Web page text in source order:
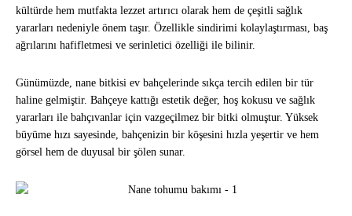
kültürde hem mutfakta lezzet artırıcı olarak hem de çeşitli sağlık
yararları nedeniyle önem taşır. Özellikle sindirimi kolaylaştırması, baş
ağrılarını hafifletmesi ve serinletici özelliği ile bilinir.
Günümüzde, nane bitkisi ev bahçelerinde sıkça tercih edilen bir tür
haline gelmiştir. Bahçeye kattığı estetik değer, hoş kokusu ve sağlık
yararları ile bahçıvanlar için vazgeçilmez bir bitki olmuştur. Yüksek
büyüme hızı sayesinde, bahçenizin bir köşesini hızla yeşertir ve hem
görsel hem de duyusal bir şölen sunar.